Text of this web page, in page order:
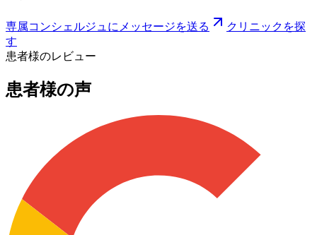
専属コンシェルジュにメッセージを送る
クリニックを探
す
患者様のレビュー
患者様の声